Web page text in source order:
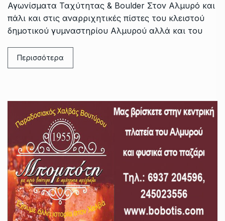
Αγωνίσματα Ταχύτητας & Boulder Στον Αλμυρό και
πάλι και στις αναρριχητικές πίστες του κλειστού
δημοτικού γυμναστηρίου Αλμυρού αλλά και του
Περισσότερα